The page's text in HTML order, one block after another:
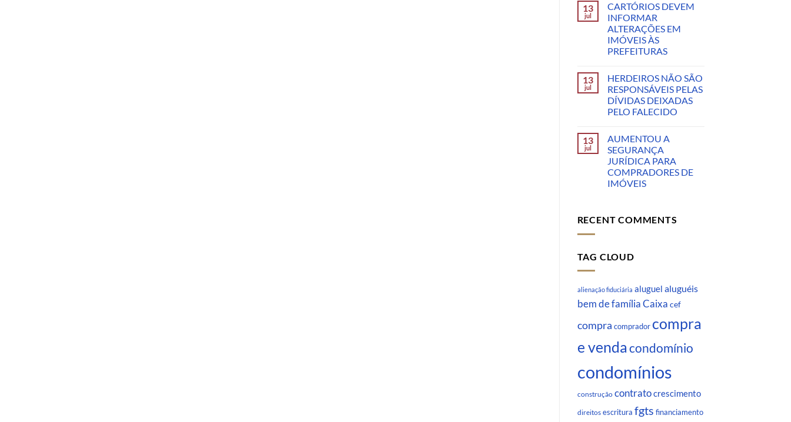
13
jul
CARTÓRIOS DEVEM
INFORMAR
ALTERAÇÕES EM
IMÓVEIS ÀS
PREFEITURAS
13
jul
HERDEIROS NÃO SÃO
RESPONSÁVEIS PELAS
DÍVIDAS DEIXADAS
PELO FALECIDO
13
jul
AUMENTOU A
SEGURANÇA
JURÍDICA PARA
COMPRADORES DE
IMÓVEIS
RECENT COMMENTS
TAG CLOUD
alienação fiduciária aluguel aluguéis
bem de família Caixa cef
compra comprador compra
e vendacondomínio
condomínios
construção contratocrescimento
direitos escritura fgts financiamento